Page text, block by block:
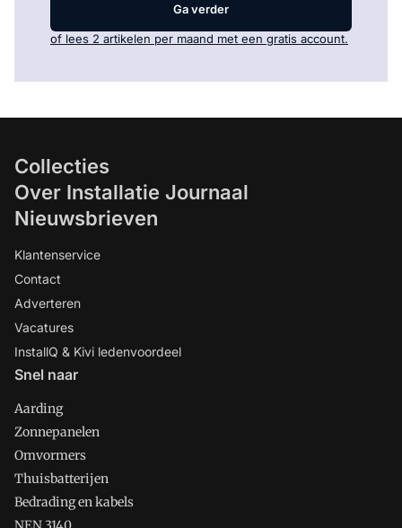
Ga verder
of lees 2 artikelen per maand met een gratis account.
Collecties
Over Installatie Journaal
Nieuwsbrieven
Klantenservice
Contact
Adverteren
Vacatures
InstallQ & Kivi ledenvoordeel
Snel naar
Aarding
Zonnepanelen
Omvormers
Thuisbatterijen
Bedrading en kabels